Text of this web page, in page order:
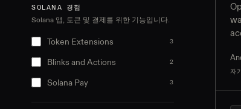
SOLANA 경험
Solana 앱, 토큰 및 결제를 위한 기능입니다.
Token Extensions 3
Blinks and Actions 2
Solana Pay 3
자